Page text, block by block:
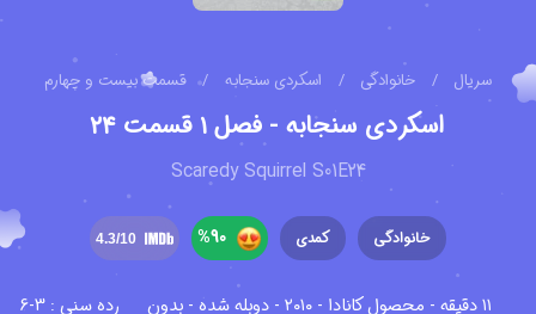
سریال / خانوادگی / اسکردی سنجابه / قسمت بیست و چهارم
اسکردی سنجابه - فصل ۱ قسمت ۲۴
Scaredy Squirrel S01E24
خانوادگی کمدی 90
%
4.3/10
۱۱ دقیقه - محصول کانادا - ۲۰۱۰ - دوبله شده - بدون
رده سنی : 3-6